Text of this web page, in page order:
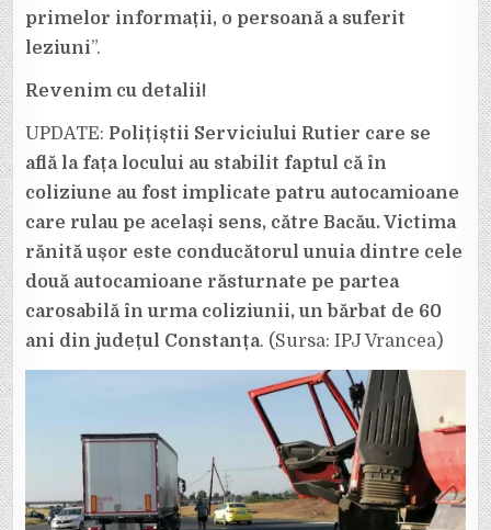
primelor informații, o persoană a suferit
leziuni”.
Revenim cu detalii!
UPDATE: Polițiștii Serviciului Rutier care se
află la fața locului au stabilit faptul că în
coliziune au fost implicate patru autocamioane
care rulau pe același sens, către Bacău. Victima
rănită ușor este conducătorul unuia dintre cele
două autocamioane răsturnate pe partea
carosabilă în urma coliziunii, un bărbat de 60
ani din județul Constanța. (Sursa: IPJ Vrancea)